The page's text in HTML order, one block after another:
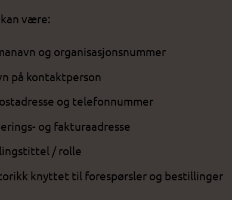
være:
og organisasjonsnummer
på kontaktperson
og telefonnummer
og fakturaadresse
/ rolle
knyttet til forespørsler og bestillinger